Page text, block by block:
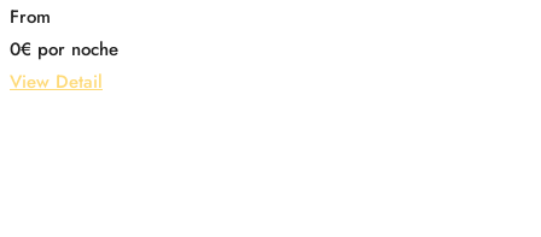
From
0€ por noche
View Detail